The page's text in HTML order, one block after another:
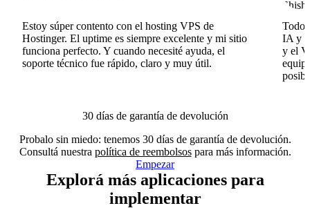
Estoy súper contento con el hosting VPS de
Hostinger. El uptime es siempre excelente y mi sitio
funciona perfecto. Y cuando necesité ayuda, el
soporte técnico fue rápido, claro y muy útil.
Todo
IA y
y el
30 días de garantía de devolución
Probalo sin miedo: tenemos 30 días de garantía de devolución.
Consultá nuestra política de reembolsospara más información.
Empezar
Explorá más aplicaciones para
implementar